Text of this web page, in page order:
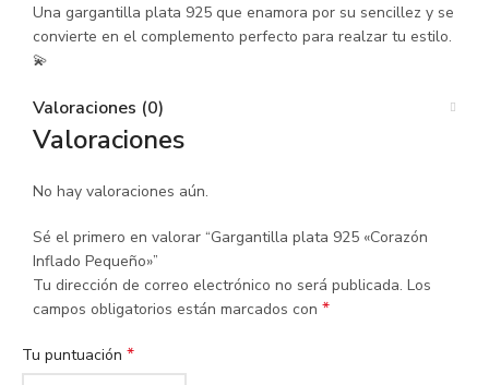
Una gargantilla plata 925 que enamora por su sencillez y se
convierte en el complemento perfecto para realzar tu estilo.
💫
Valoraciones (0)
Valoraciones
No hay valoraciones aún.
Sé el primero en valorar “Gargantilla plata 925 «Corazón
Inflado Pequeño»”
Tu dirección de correo electrónico no será publicada. Los
campos obligatorios están marcados con *
Tu puntuación *